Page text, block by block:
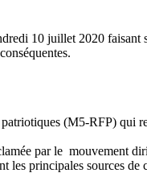
10 juillet 2020
(M5-RFP) qui
par le mouvement
les principales sources